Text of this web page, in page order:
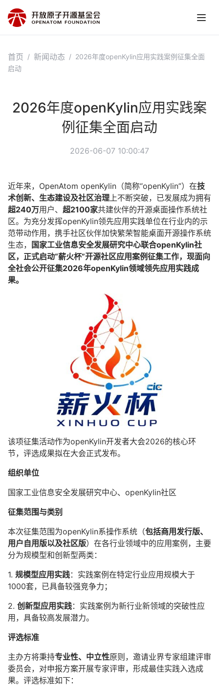
首页 / 新闻动态 / 2026年度openKylin应用实践案例征集全面
启动
2026年度openKylin应用实践案
例征集全面启动
2026-06-07 10:00:47
近年来，OpenAtom openKylin（简称“openKylin”）在技
术创新、生态建设及社区治理上不断突破，已发展成为拥有
超240万用户、 超2100家共建伙伴的开源桌面操作系统社
区。为充分发挥openKylin领先应用实践单位在行业内的示
范带动作用，携手社区伙伴加快繁荣智能桌面开源操作系统
生态，
国家工业信息安全发展研究中心联合openKylin社
区，正式启动“薪火杯”开源社区应用案例征集工作，现面向
全社会公开征集2026年openKylin领域领先应用实践成
果。
该项征集活动作为openKylin开发者大会2026的核心环
节，评选成果拟在大会正式发布。
组织单位
国家工业信息安全发展研究中心、openKylin社区
征集范围与类别
本次征集范围为openKylin系操作系统（包括商用发行版、
用户自用版以及社区版）在各行业领域中的应用案例，主要
分为规模型和创新型两类：
1. 规模型应用实践：实践案例在特定行业应用规模大于
1000套，已具备较强竞争力；
2. 创新型应用实践：实践案例为新行业新领域的突破性应
用，具备较高发展潜力。
评选标准
主办方将秉持专业性、中立性原则，邀请业界专家组建评审
委员会，对申报方案开展专家评审，形成最佳实践入选成
果。评选标准如下：